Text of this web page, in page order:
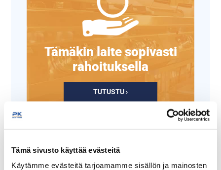
Tämä sivusto käyttää evästeitä
Käytämme evästeitä tarjoamamme sisällön ja mainosten
Tämäkin laite sopivasti
rahoituksella
TUTUSTU ›